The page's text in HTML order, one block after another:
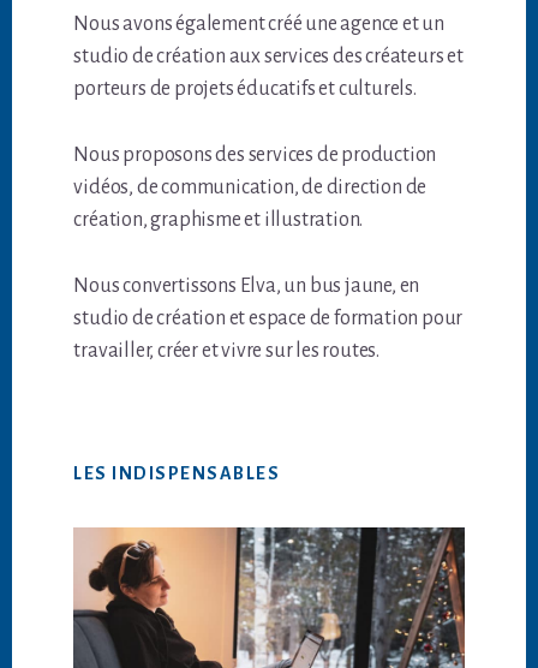
Nous avons également créé une agence et un
studio de création aux services des créateurs et
porteurs de projets éducatifs et culturels.
Nous proposons des services de production
vidéos, de communication, de direction de
création, graphisme et illustration.
Nous convertissons Elva, un bus jaune, en
studio de création et espace de formation pour
travailler, créer et vivre sur les routes.
LES INDISPENSABLES